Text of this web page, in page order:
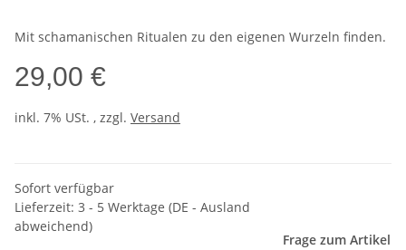
Mit schamanischen Ritualen zu den eigenen Wurzeln finden.
29,00 €
inkl. 7% USt. , zzgl. Versand
Sofort verfügbar
Lieferzeit: 3 - 5 Werktage (DE - Ausland
abweichend)
Frage zum Artikel